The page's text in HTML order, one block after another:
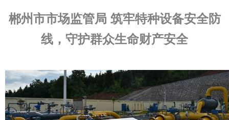
郴州市市场监管局 筑牢特种设备安全防
线，守护群众生命财产安全